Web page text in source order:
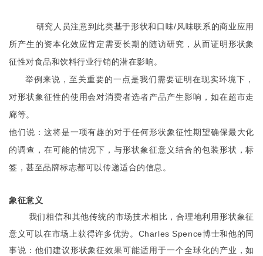
研究人员注意到此类基于形状和口味/风味联系的商业应用
所产生的资本化效应肯定需要长期的随访研究，从而证明形状象
征性对食品和饮料行业行销的潜在影响。
举例来说，至关重要的一点是我们需要证明在现实环境下，
对形状象征性的使用会对消费者选者产品产生影响，如在超市走
廊等。
他们说：这将是一项有趣的对于任何形状象征性期望确保最大化
的调查，在可能的情况下，与形状象征意义结合的包装形状，标
签，甚至品牌标志都可以传递适合的信息。
象征意义
我们相信和其他传统的市场技术相比，合理地利用形状象征
意义可以在市场上获得许多优势。 Charles Spence博士和他的同
事说：他们建议形状象征效果可能适用于一个全球化的产业，如